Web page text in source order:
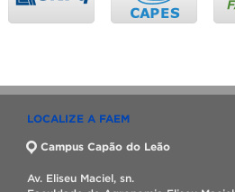
LOCALIZE A FAEM
Campus Capão do Leão
Av. Eliseu Maciel, sn.